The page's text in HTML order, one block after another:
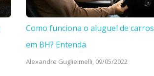
Como funciona o aluguel de carros
em BH? Entenda
Alexandre Guglielmelli, 09/05/2022